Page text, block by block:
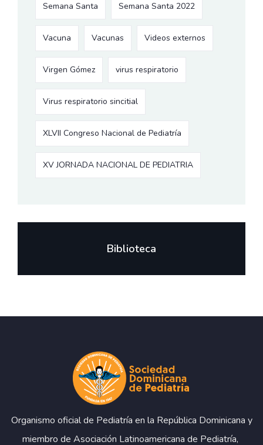
Semana Santa Semana Santa 2022
Vacuna Vacunas Videos externos
Virgen Gómez virus respiratorio
Virus respiratorio sincitial
XLVII Congreso Nacional de Pediatría
XV JORNADA NACIONAL DE PEDIATRIA
Biblioteca
Organismo oficial de Pediatría en la República Dominicana y
miembro de Asociación Latinoamericana de Pediatría,